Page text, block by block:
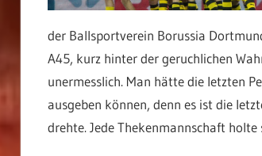
der Ballsportverein Borussia
A45, kurz hinter der geruchlichen
unermesslich. Man hätte die letzten
ausgeben können, denn es ist die
drehte. Jede Thekenmannschaft